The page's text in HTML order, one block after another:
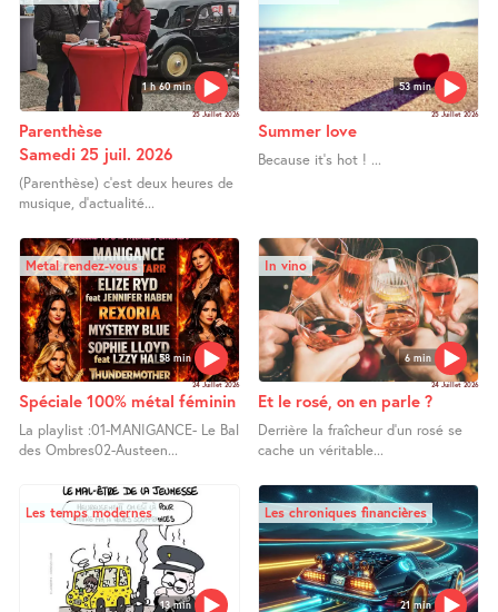
1 h 60 min
25 Juillet 2026
Parenthèse
Samedi 25 juil. 2026
(Parenthèse) c’est deux heures de
musique, d’actualité...
53 min
25 Juillet 2026
Summer love
Because it’s hot ! ...
58 min
Metal rendez-vous
24 Juillet 2026
Spéciale 100% métal féminin
La playlist :01-MANIGANCE- Le Bal
des Ombres02-Austeen...
6 min
In vino
24 Juillet 2026
Et le rosé, on en parle ?
Derrière la fraîcheur d’un rosé se
cache un véritable...
13 min
Les temps modernes
21 min
Les chroniques financières